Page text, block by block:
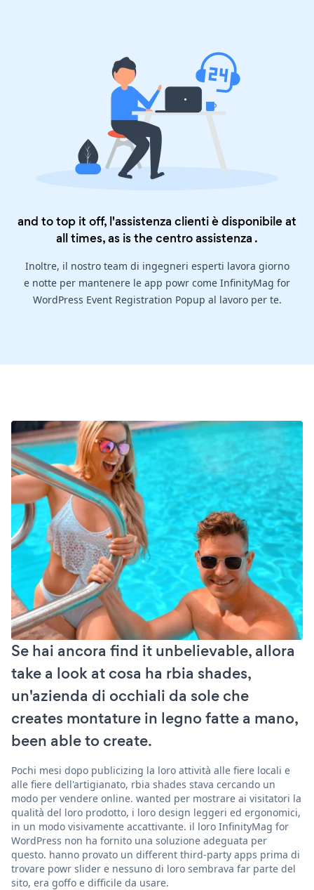
and to top it off, l'assistenza clienti è disponibile at
all times, as is thecentro assistenza .
Inoltre, il nostro team di ingegneri esperti lavora giorno
e notte per mantenere le app powr come InfinityMag for
WordPress Event Registration Popup al lavoro per te.
Se hai ancora find it unbelievable, allora
take a look at cosa ha rbia shades,
un'azienda di occhiali da sole che
creates montature in legno fatte a mano,
been able to create.
Pochi mesi dopo publicizing la loro attività alle fiere locali e
alle fiere dell'artigianato, rbia shades stava cercando un
modo per vendere online. wanted per mostrare ai visitatori la
qualità del loro prodotto, i loro design leggeri ed ergonomici,
in un modo visivamente accattivante. il loro InfinityMag for
WordPress non ha fornito una soluzione adeguata per
questo. hanno provato un different third-party apps prima di
trovare powr slider e nessuno di loro sembrava far parte del
sito, era goffo e difficile da usare.